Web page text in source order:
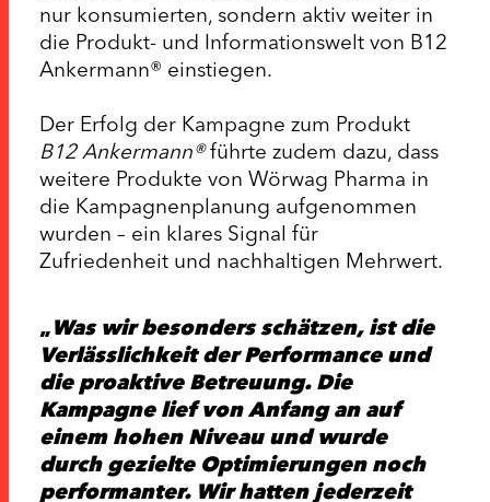
nur konsumierten, sondern aktiv weiter in
die Produkt- und Informationswelt von B12
Ankermann® einstiegen.
Der Erfolg der Kampagne zum Produkt
B12 Ankermann®führte zudem dazu, dass
weitere Produkte von Wörwag Pharma in
die Kampagnenplanung aufgenommen
wurden – ein klares Signal für
Zufriedenheit und nachhaltigen Mehrwert.
Was wir besonders schätzen, ist die
Verlässlichkeit der Performance und
die proaktive Betreuung. Die
Kampagne lief von Anfang an auf
einem hohen Niveau und wurde
durch gezielte Optimierungen noch
performanter. Wir hatten jederzeit